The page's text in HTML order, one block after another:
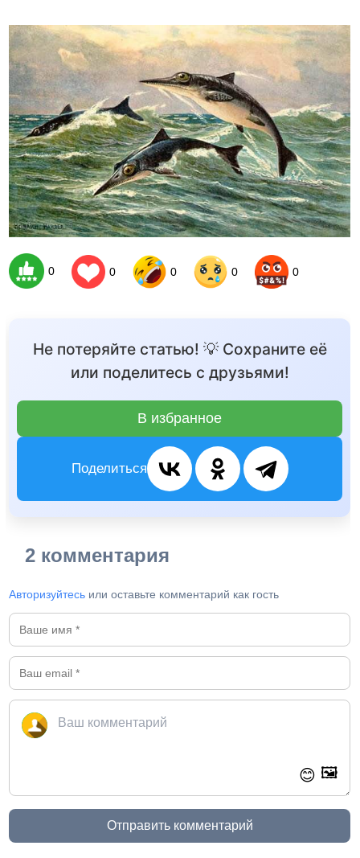
0 0 0 0 0
Не потеряйте статью! 💡 Сохраните её
или поделитесь с друзьями!
В избранное
Поделиться
2 комментария
Авторизуйтесь или оставьте комментарий как гость
😊 🖼️
Отправить комментарий